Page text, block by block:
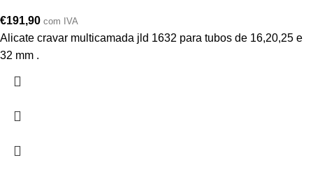
€191,90 com IVA
Alicate cravar multicamada jld 1632 para tubos de 16,20,25 e
32 mm .